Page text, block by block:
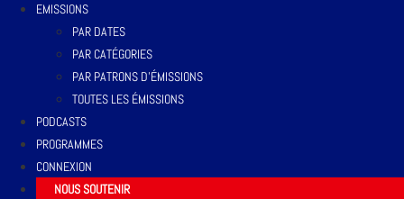
EMISSIONS
PAR DATES
PAR CATÉGORIES
PAR PATRONS D’ÉMISSIONS
TOUTES LES ÉMISSIONS
PODCASTS
PROGRAMMES
CONNEXION
NOUS SOUTENIR